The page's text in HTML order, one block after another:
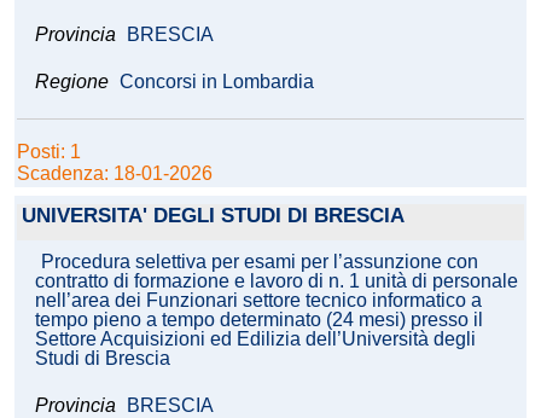
Provincia BRESCIA
Regione Concorsi in Lombardia
Posti: 1
Scadenza: 18-01-2026
UNIVERSITA' DEGLI STUDI DI BRESCIA
Procedura selettiva per esami per l’assunzione con
contratto di formazione e lavoro di n. 1 unità di personale
nell’area dei Funzionari settore tecnico informatico a
tempo pieno a tempo determinato (24 mesi) presso il
Settore Acquisizioni ed Edilizia dell’Università degli
Studi di Brescia
Provincia BRESCIA